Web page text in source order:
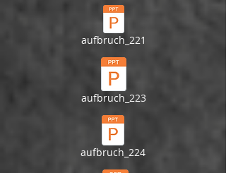
aufbruch_221
aufbruch_223
aufbruch_224